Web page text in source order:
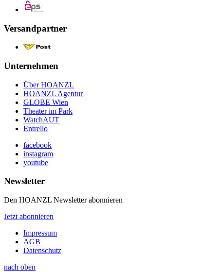
Versandpartner
Unternehmen
Über HOANZL
HOANZL Agentur
GLOBE Wien
Theater im Park
WatchAUT
Entrello
facebook
instagram
youtube
Newsletter
Den HOANZL Newsletter abonnieren
Jetzt abonnieren
Impressum
AGB
Datenschutz
nach oben